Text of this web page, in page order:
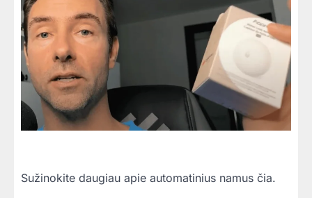
Sužinokite daugiau apie automatinius namus čia.